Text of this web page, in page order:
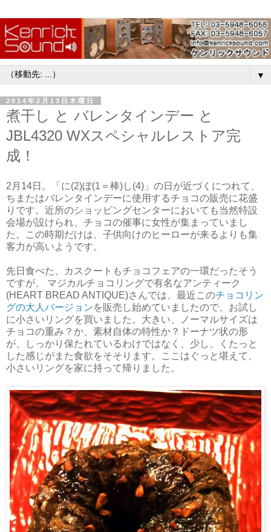
▼
2014年2月13日木曜日
煮干し と バレンタインデー と
JBL4320 WXスペシャルレストア完
成！
2月14日。「に(2)ぼ(1＝棒)し(4)」の日が近づくにつれて、
ちまたはバレンタインデーに使用するチョコの販売に花盛
りです。近所のショッピングセンターにおいても当然特設
会場が設けられ、チョコの催事に女性が集まっていまし
た。この時期だけは、子供向けのヒーローが来るよりも集
客力が高いようです。
先日食べた、カスクートもチョコフェアの一環だったそう
ですが、 マジカルチョコリングで有名なアンティーク
(HEART BREAD ANTIQUE)さんでは、最近このチョコリン
グの大人バージョンを販売し始めていましたので、お試し
に小さいリングを買いました。大きい、ノーマルサイズは
チョコの重み？か、素材自体の特性か？ドーナツ状の形
が、しっかり保たれているわけではなく、少し、くたっと
した感じがまた食欲をそそります。ここはぐっと堪えて、
小さいリングを家に持って帰りました。